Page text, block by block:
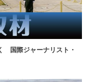
国際ジャーナリスト・